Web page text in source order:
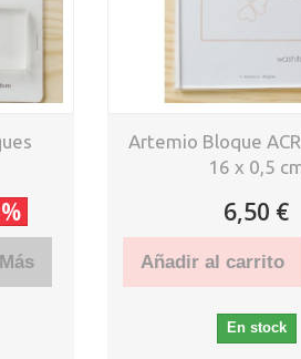
Más
Artemio Bloque
16 x 0,5
6,50 €
Añadir al carrito
En stock